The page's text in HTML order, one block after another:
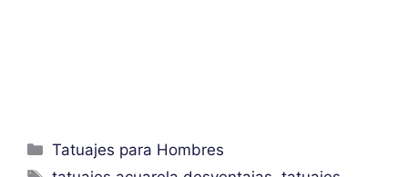
Categorías
Tatuajes para Hombres